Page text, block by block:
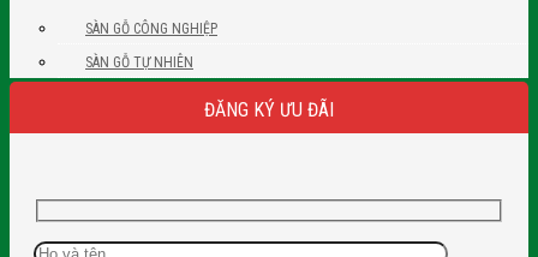
SÀN GỖ CÔNG NGHIỆP
SÀN GỖ TỰ NHIÊN
ĐĂNG KÝ ƯU ĐÃI